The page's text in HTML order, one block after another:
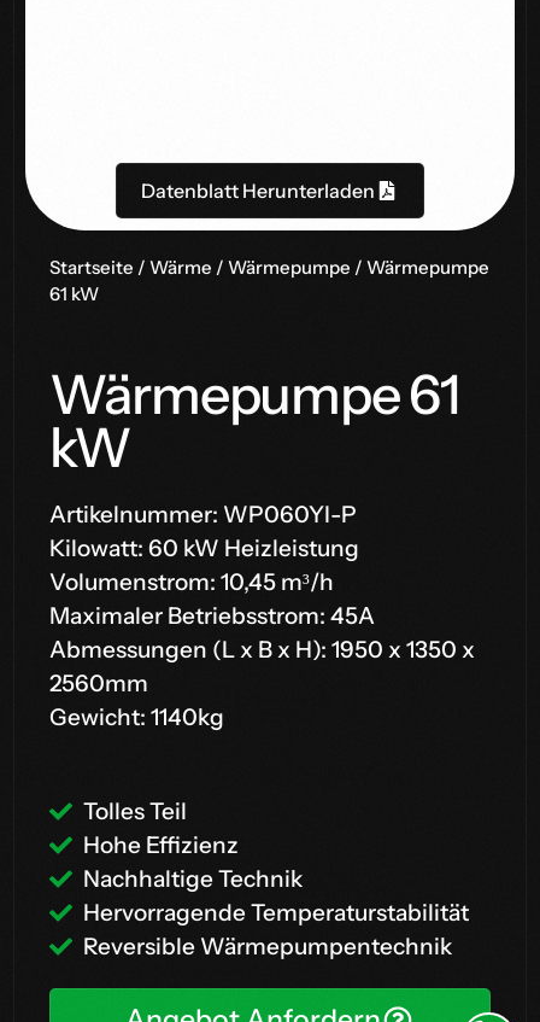
Datenblatt Herunterladen
Startseite / Wärme / Wärmepumpe / Wärmepumpe
61 kW
Wärmepumpe 61
kW
Artikelnummer: WP060YI-P
Kilowatt: 60 kW Heizleistung
Volumenstrom: 10,45 m³/h
Maximaler Betriebsstrom: 45A
Abmessungen (L x B x H): 1950 x 1350 x
2560mm
Gewicht: 1140kg
Tolles Teil
Hohe Effizienz
Nachhaltige Technik
Hervorragende Temperaturstabilität
Reversible Wärmepumpentechnik